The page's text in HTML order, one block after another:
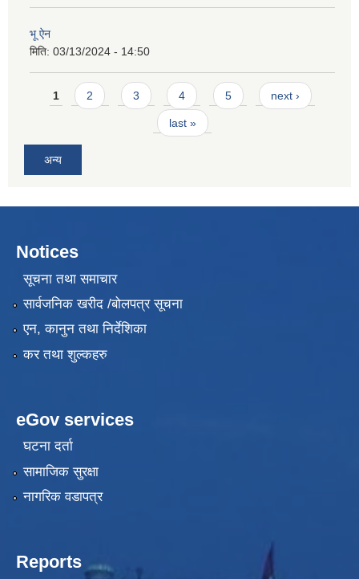
भू ऐन
मिति: 03/13/2024 - 14:50
Pages
1 2 3 4 5 next ›
last »
अन्य
Notices
सूचना तथा समाचार
सार्वजनिक खरीद /बोलपत्र सूचना
एन, कानुन तथा निर्देशिका
कर तथा शुल्कहरु
eGov services
घटना दर्ता
सामाजिक सुरक्षा
नागरिक वडापत्र
Reports